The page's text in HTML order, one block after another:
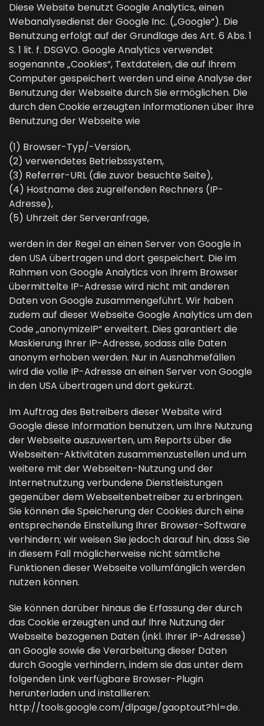
Diese Website benutzt Google Analytics, einen
Webanalysedienst der Google Inc. („Google“). Die
Benutzung erfolgt auf der Grundlage des Art. 6 Abs. 1
S. 1 lit. f. DSGVO. Google Analytics verwendet
sogenannte „Cookies“, Textdateien, die auf Ihrem
Computer gespeichert werden und eine Analyse der
Benutzung der Webseite durch Sie ermöglichen. Die
durch den Cookie erzeugten Informationen über Ihre
Benutzung der Webseite wie
(1) Browser-Typ/-Version,
(2) verwendetes Betriebssystem,
(3) Referrer-URL (die zuvor besuchte Seite),
(4) Hostname des zugreifenden Rechners (IP-
Adresse),
(5) Uhrzeit der Serveranfrage,
werden in der Regel an einen Server von Google in
den USA übertragen und dort gespeichert. Die im
Rahmen von Google Analytics von Ihrem Browser
übermittelte IP-Adresse wird nicht mit anderen
Daten von Google zusammengeführt. Wir haben
zudem auf dieser Webseite Google Analytics um den
Code „anonymizeIP“ erweitert. Dies garantiert die
Maskierung Ihrer IP-Adresse, sodass alle Daten
anonym erhoben werden. Nur in Ausnahmefällen
wird die volle IP-Adresse an einen Server von Google
in den USA übertragen und dort gekürzt.
Im Auftrag des Betreibers dieser Website wird
Google diese Information benutzen, um Ihre Nutzung
der Webseite auszuwerten, um Reports über die
Webseiten-Aktivitäten zusammenzustellen und um
weitere mit der Webseiten-Nutzung und der
Internetnutzung verbundene Dienstleistungen
gegenüber dem Webseitenbetreiber zu erbringen.
Sie können die Speicherung der Cookies durch eine
entsprechende Einstellung Ihrer Browser-Software
verhindern; wir weisen Sie jedoch darauf hin, dass Sie
in diesem Fall möglicherweise nicht sämtliche
Funktionen dieser Webseite vollumfänglich werden
nutzen können.
Sie können darüber hinaus die Erfassung der durch
das Cookie erzeugten und auf Ihre Nutzung der
Webseite bezogenen Daten (inkl. Ihrer IP-Adresse)
an Google sowie die Verarbeitung dieser Daten
durch Google verhindern, indem sie das unter dem
folgenden Link verfügbare Browser-Plugin
herunterladen und installieren:
http://tools.google.com/dlpage/gaoptout?hl=de.